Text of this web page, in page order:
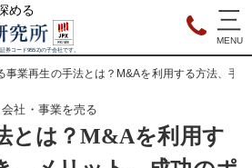
める
券コード9552)の子会社です。
事業再生の手法とは？M&Aを利用する方法、手
会社・事業を売る
とは？M&Aを利用す